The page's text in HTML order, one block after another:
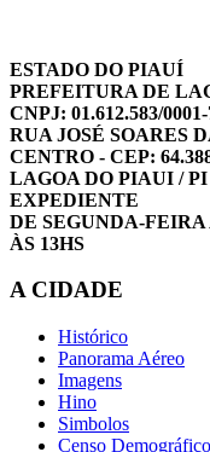
ESTADO DO PIAUÍ
PREFEITURA DE
CNPJ: 01.612.583/
RUA JOSÉ SOARES
CENTRO - CEP:
LAGOA DO PIAUI / PI
EXPEDIENTE
DE SEGUNDA-
ÀS 13HS
A CIDADE
Histórico
Panorama Aéreo
Imagens
Hino
Simbolos
Censo